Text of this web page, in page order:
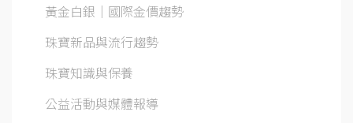
黃金白銀│國際金價趨勢
珠寶新品與流行趨勢
珠寶知識與保養
公益活動與媒體報導